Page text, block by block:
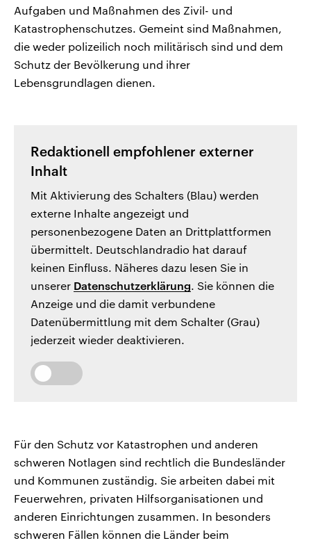
Aufgaben und Maßnahmen des Zivil- und
Katastrophenschutzes. Gemeint sind Maßnahmen,
die weder polizeilich noch militärisch sind und dem
Schutz der Bevölkerung und ihrer
Lebensgrundlagen dienen.
Redaktionell empfohlener externer
Inhalt
Mit Aktivierung des Schalters (Blau) werden
externe Inhalte angezeigt und
personenbezogene Daten an Drittplattformen
übermittelt. Deutschlandradio hat darauf
keinen Einfluss. Näheres dazu lesen Sie in
unserer Datenschutzerklärung . Sie können die
Anzeige und die damit verbundene
Datenübermittlung mit dem Schalter (Grau)
jederzeit wieder deaktivieren.
Für den Schutz vor Katastrophen und anderen
schweren Notlagen sind rechtlich die Bundesländer
und Kommunen zuständig. Sie arbeiten dabei mit
Feuerwehren, privaten Hilfsorganisationen und
anderen Einrichtungen zusammen. In besonders
schweren Fällen können die Länder beim